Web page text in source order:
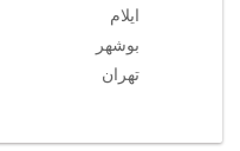
ایلام
بوشهر
تهران